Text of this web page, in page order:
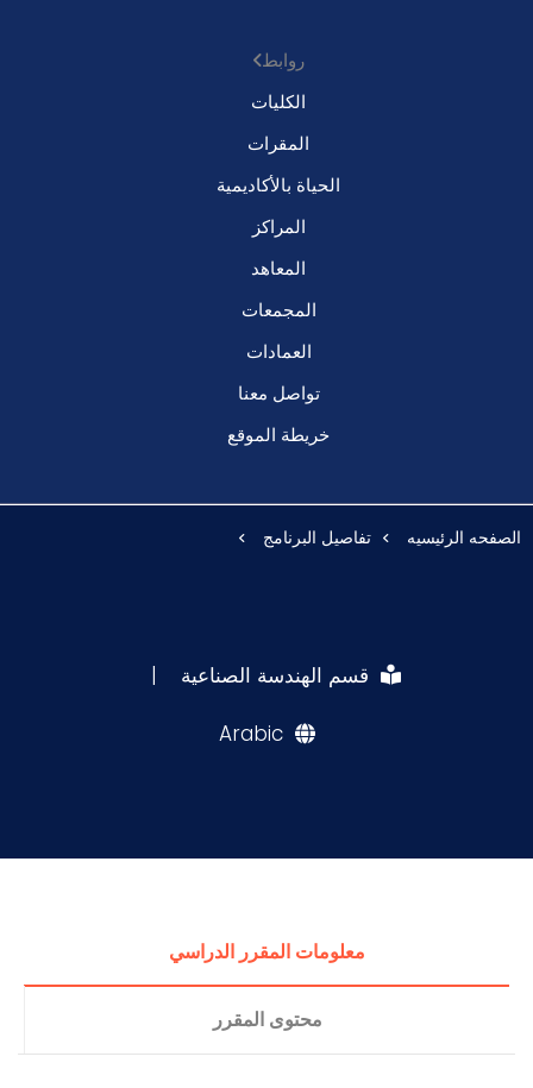
روابط
الكليات
المقرات
الحياة بالأكاديمية
المراكز
المعاهد
المجمعات
العمادات
تواصل معنا
خريطة الموقع
الصفحه الرئيسيه تفاصيل البرنامج
قسم الهندسة الصناعية |
Arabic
معلومات المقرر الدراسي
محتوى المقرر